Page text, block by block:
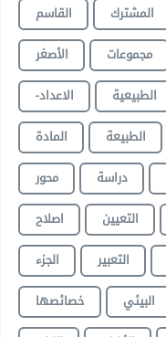
القاسم
المشترك
الأصغر
مجموعات
-الاعداد
الطبيعية
المادة
الطبيعة
محور
دراسة
اصلاح
التعيين
الجزء
التعبير
خصائصها
البيئي